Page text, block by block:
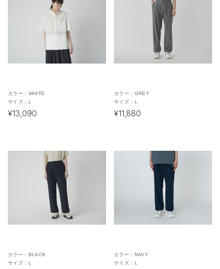
カラー： WHITE
サイズ： L
¥13,090
カラー： GREY
サイズ： L
¥11,880
カラー： BLACK
サイズ： L
カラー： NAVY
サイズ： L